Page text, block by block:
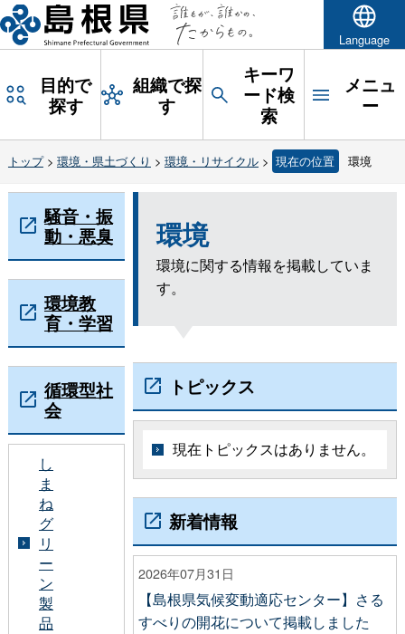
Language
目的で
探す
組織で探
す
キーワ
ード検
索
メニュ
ー
トップ> 環境・県土づくり > 環境・リサイクル> 現在の位置 環境
環境
環境に関する情報を掲載していま
す。
トピックス
現在トピックスはありません。
新着情報
2026年07月31日
【島根県気候変動適応センター】さる
すべりの開花について掲載しました
騒音・振
動・悪臭
環境教
育・学習
循環型社
会
し
ま
ね
グ
リ
ー
ン
製
品